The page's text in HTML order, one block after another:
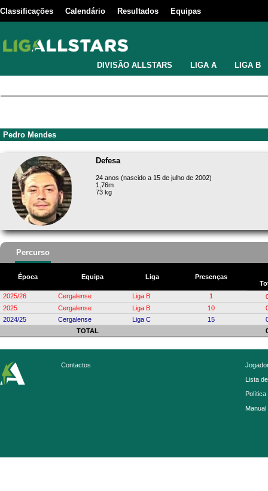
Classificações Calendário Resultados Equipas
DIVISÃO ALLSTARS LIGA A LIGA B
Pedro Mendes
Defesa
24 anos (nascido a 15 de julho de 2002)
1,76m
73 kg
Percurso
Época Equipa Liga
Presenças
2025/26
Cergalense Liga B 1
2025
Cergalense Liga B 10
2024/25
Cergalense Liga C 15
TOTAL
Contactos
Lista
Política